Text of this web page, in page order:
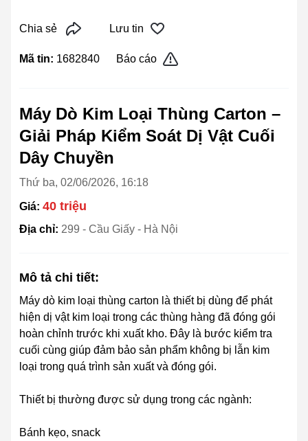
Chia sẻ Lưu tin
Mã tin: 1682840 Báo cáo
Máy Dò Kim Loại Thùng Carton –
Giải Pháp Kiểm Soát Dị Vật Cuối
Dây Chuyền
Thứ ba, 02/06/2026, 16:18
Giá: 40 triệu
Địa chỉ: 299 - Cầu Giấy - Hà Nội
Mô tả chi tiết:
Máy dò kim loại thùng carton là thiết bị dùng để phát
hiện dị vật kim loại trong các thùng hàng đã đóng gói
hoàn chỉnh trước khi xuất kho. Đây là bước kiểm tra
cuối cùng giúp đảm bảo sản phẩm không bị lẫn kim
loại trong quá trình sản xuất và đóng gói.
Thiết bị thường được sử dụng trong các ngành:
Bánh kẹo, snack